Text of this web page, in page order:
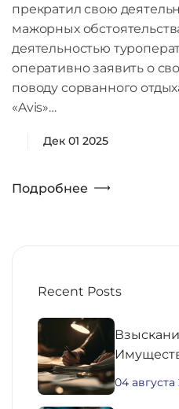
прекратил свою
мажорных
деятельностью
оперативно заявить о
поводу сорванного
«Avis»…
Дек 01 2025
Подробнее
Recent Posts
04 августа